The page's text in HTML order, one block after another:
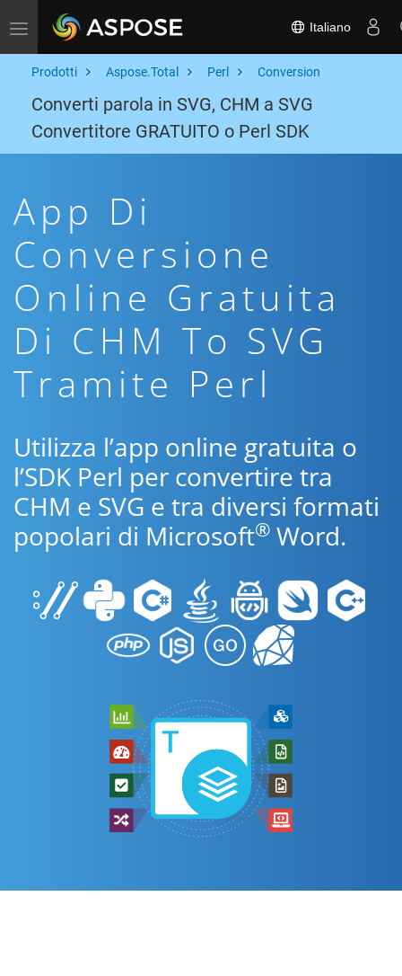
Toggle navigation Italiano
Prodotti Aspose.Total Perl Conversion
Converti parola in SVG, CHM a SVG
Convertitore GRATUITO o Perl SDK
App Di
Conversione
Online Gratuita
Di CHM To SVG
Tramite Perl
Utilizza l’app online gratuita o
l’SDK Perl per convertire tra
CHM e SVG e tra diversi formati
popolari di Microsoft® Word.